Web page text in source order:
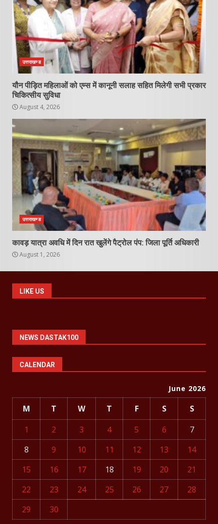
उत्तराखण्ड
यौन पीड़ित महिलाओं को एम्स में कानूनी सलाह सहित मिलेगी सभी प्रकार
चिकित्सीय सुविधा
August 4, 2026
उत्तराखण्ड
कावड़ यात्रा अवधि में दिन रात खुलेंगे पैट्रोल पंप: जिला पूर्ति अधिकारी
August 1, 2026
LIKE US
NEWS DASTAK100
CALENDAR
June 2026
M T W T F S
S
1
2 3 4 5 6
7
8
9 10 11 12 13
14
15
16 17 18 19 20
21
22
23 24 25 26 27
28
29
30